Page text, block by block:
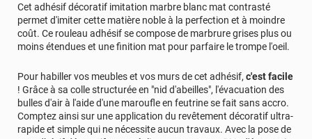
Cet adhésif décoratif imitation marbre blanc mat contrasté
permet d'imiter cette matière noble à la perfection et à moindre
coût. Ce rouleau adhésif se compose de marbrure grises plus ou
moins étendues et une finition mat pour parfaire le trompe l'oeil.
Pour habiller vos meubles et vos murs de cet adhésif, c'est facile
! Grâce à sa colle structurée en "nid d'abeilles", l'évacuation des
bulles d'air à l'aide d'une maroufle en feutrine se fait sans accro.
Comptez ainsi sur une application du revêtement décoratif ultra-
rapide et simple qui ne nécessite aucun travaux. Avec la pose de